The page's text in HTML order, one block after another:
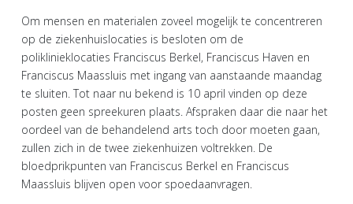
Om mensen en materialen zoveel mogelijk te concentreren
op de ziekenhuislocaties is besloten om de
poliklinieklocaties Franciscus Berkel, Franciscus Haven en
Franciscus Maassluis met ingang van aanstaande maandag
te sluiten. Tot naar nu bekend is 10 april vinden op deze
posten geen spreekuren plaats. Afspraken daar die naar het
oordeel van de behandelend arts toch door moeten gaan,
zullen zich in de twee ziekenhuizen voltrekken. De
bloedprikpunten van Franciscus Berkel en Franciscus
Maassluis blijven open voor spoedaanvragen.